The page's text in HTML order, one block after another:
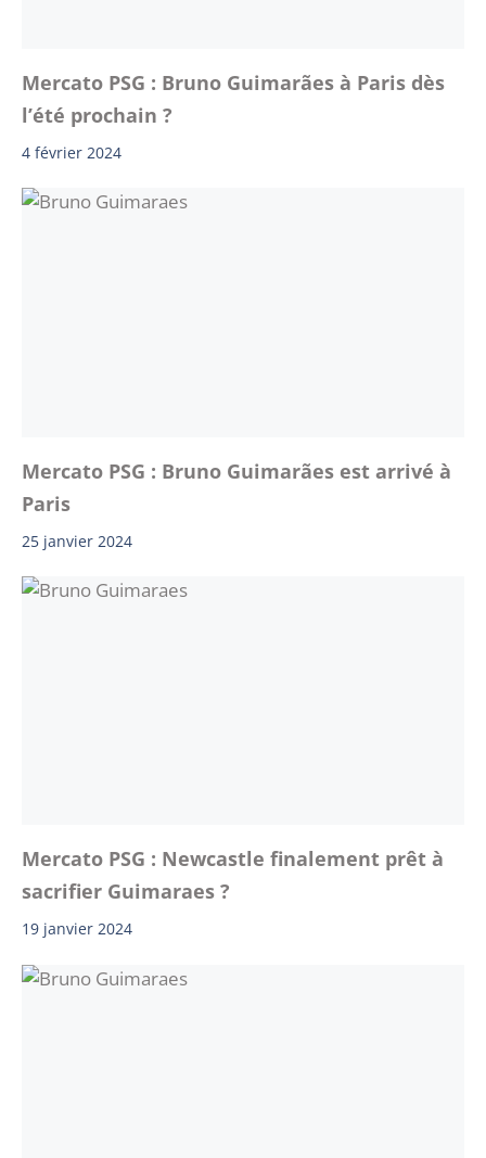
Mercato PSG : Bruno Guimarães à Paris dès
l’été prochain ?
4 février 2024
Mercato PSG : Bruno Guimarães est arrivé à
Paris
25 janvier 2024
Mercato PSG : Newcastle finalement prêt à
sacrifier Guimaraes ?
19 janvier 2024